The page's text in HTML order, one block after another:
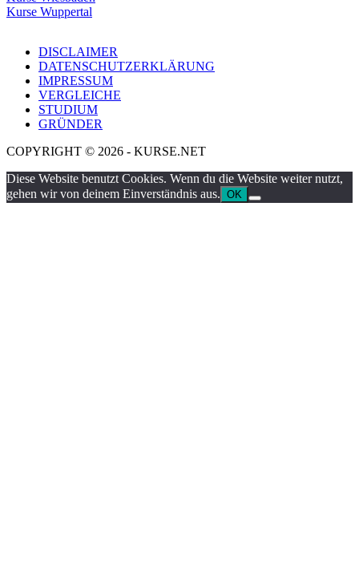
Kurse Wuppertal
DISCLAIMER
DATENSCHUTZERKLÄRUNG
IMPRESSUM
VERGLEICHE
STUDIUM
GRÜNDER
COPYRIGHT © 2026 - KURSE.NET
Diese Website benutzt Cookies. Wenn du die Website weiter nutzt,
gehen wir von deinem Einverständnis aus. OK